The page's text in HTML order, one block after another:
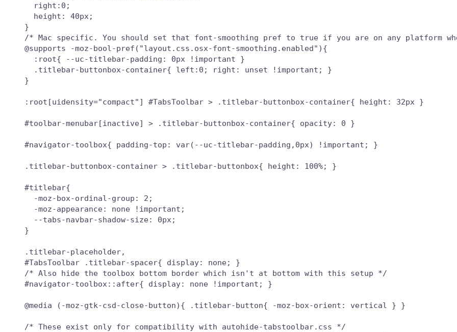
  right:0;
  height: 40px;
}
/* Mac specific. You should set that font-smoothing pref to true if you are on any platform
@supports -moz-bool-pref("layout.css.osx-font-smoothing.enabled"){
  :root{ --uc-titlebar-padding: 0px !important }
  .titlebar-buttonbox-container{ left:0; right: unset !important; }
}
:root[uidensity="compact"] #TabsToolbar > .titlebar-buttonbox-container{ height: 32px }
#toolbar-menubar[inactive] > .titlebar-buttonbox-container{ opacity: 0 }
#navigator-toolbox{ padding-top: var(--uc-titlebar-padding,0px) !important; }
.titlebar-buttonbox-container > .titlebar-buttonbox{ height: 100%; }
#titlebar{
  -moz-box-ordinal-group: 2;
  -moz-appearance: none !important;
  --tabs-navbar-shadow-size: 0px;
}
.titlebar-placeholder,
#TabsToolbar .titlebar-spacer{ display: none; }
/* Also hide the toolbox bottom border which isn't at bottom with this setup */
#navigator-toolbox::after{ display: none !important; }
@media (-moz-gtk-csd-close-button){ .titlebar-button{ -moz-box-orient: vertical } }
/* These exist only for compatibility with autohide-tabstoolbar.css */